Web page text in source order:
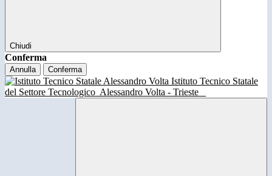
Chiudi
Conferma
Annulla Conferma
Istituto Tecnico Statale
del Settore Tecnologico Alessandro Volta - Trieste